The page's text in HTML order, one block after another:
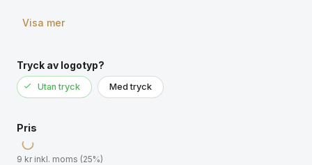
Visa mer
Tryck av logotyp?
Utan tryck Med tryck
Pris
9 kr inkl. moms (25%)